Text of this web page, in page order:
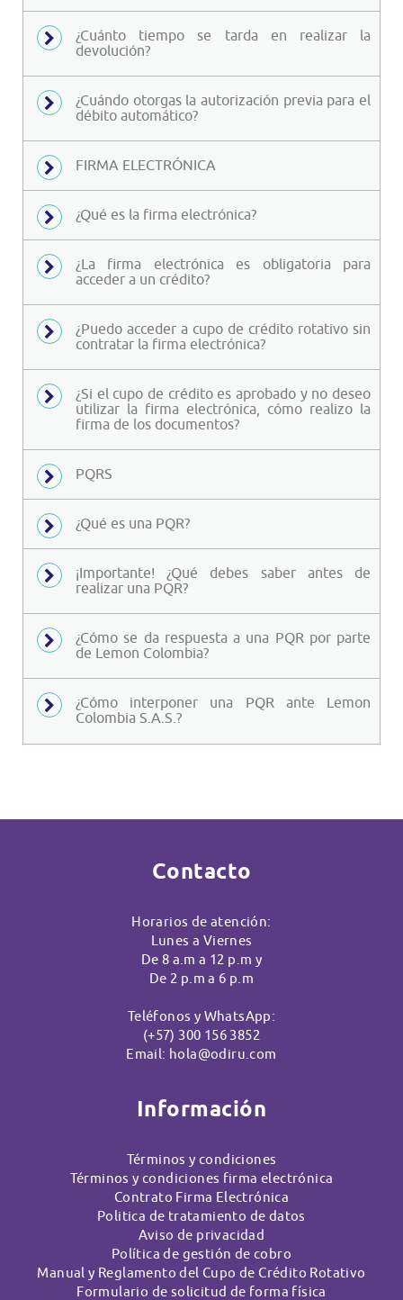
¿Cuánto tiempo se tarda en realizar la
devolución?
¿Cuándo otorgas la autorización previa para el
débito automático?
FIRMA ELECTRÓNICA
¿Qué es la firma electrónica?
¿La firma electrónica es obligatoria para
acceder a un crédito?
¿Puedo acceder a cupo de crédito rotativo sin
contratar la firma electrónica?
¿Si el cupo de crédito es aprobado y no deseo
utilizar la firma electrónica, cómo realizo la
firma de los documentos?
PQRS
¿Qué es una PQR?
¡Importante! ¿Qué debes saber antes de
realizar una PQR?
¿Cómo se da respuesta a una PQR por parte
de Lemon Colombia?
¿Cómo interponer una PQR ante Lemon
Colombia S.A.S.?
Contacto
Horarios de atención:
Lunes a Viernes
De 8 a.m a 12 p.m y
De 2 p.m a 6 p.m
Teléfonos y WhatsApp:
(+57) 300 156 3852
Email: hola@odiru.com
Información
Términos y condiciones
Términos y condiciones firma electrónica
Contrato Firma Electrónica
Politica de tratamiento de datos
Aviso de privacidad
Política de gestión de cobro
Manual y Reglamento del Cupo de Crédito Rotativo
Formulario de solicitud de forma física